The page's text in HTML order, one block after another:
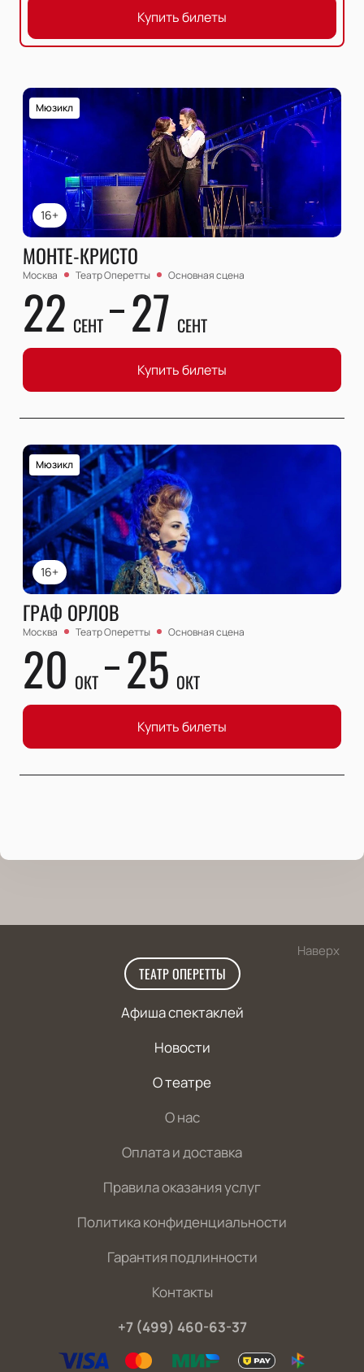
Купить билеты
16+
Мюзикл
МОНТЕ-КРИСТО
Москва Театр Оперетты Основная сцена
22 СЕНТ 27 СЕНТ
Купить билеты
16+
Мюзикл
ГРАФ ОРЛОВ
Москва Театр Оперетты Основная сцена
20 ОКТ 25 ОКТ
Купить билеты
Наверх
ТЕАТР ОПЕРЕТТЫ
Афиша спектаклей
Новости
О театре
О нас
Оплата и доставка
Правила оказания услуг
Политика конфиденциальности
Гарантия подлинности
Контакты
+7 (499) 460-63-37